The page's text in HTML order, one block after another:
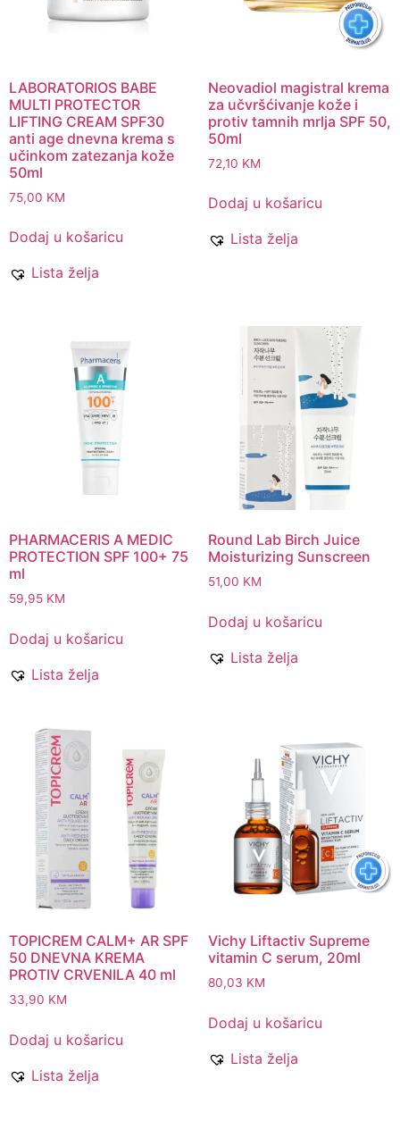
LABORATORIOS BABE
MULTI PROTECTOR
LIFTING CREAM SPF30
anti age dnevna krema s
učinkom zatezanja kože
50ml
75,00 KM
Dodaj u košaricu
Lista želja
Neovadiol magistral krema
za učvršćivanje kože i
protiv tamnih mrlja SPF 50,
50ml
72,10 KM
Dodaj u košaricu
Lista želja
PHARMACERIS A MEDIC
PROTECTION SPF 100+ 75
ml
59,95 KM
Dodaj u košaricu
Lista želja
Round Lab Birch Juice
Moisturizing Sunscreen
51,00 KM
Dodaj u košaricu
Lista želja
TOPICREM CALM+ AR SPF
50 DNEVNA KREMA
PROTIV CRVENILA 40 ml
33,90 KM
Dodaj u košaricu
Lista želja
Vichy Liftactiv Supreme
vitamin C serum, 20ml
80,03 KM
Dodaj u košaricu
Lista želja